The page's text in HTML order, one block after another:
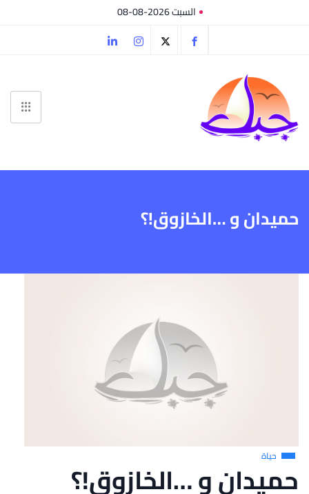
السبت 2026-08-08
حميدان و …الخازوق!؟
حياة
حميدان و …الخازوق!؟